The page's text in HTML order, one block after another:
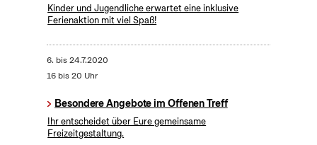
Kinder und Jugendliche erwartet eine inklusive
Ferienaktion mit viel Spaß!
6. bis24.7.2020
16 bis 20 Uhr
Besondere Angebote im Offenen Treff
Ihr entscheidet über Eure gemeinsame
Freizeitgestaltung.